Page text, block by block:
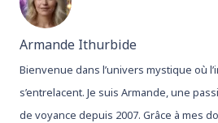
Armande Ithurbide
Bienvenue dans l’univers mystique où
s’entrelacent. Je suis Armande, une
de voyance depuis 2007. Grâce à mes